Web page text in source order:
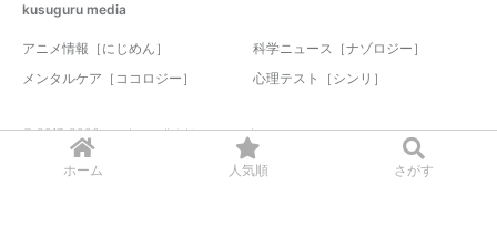
ホーム 人気順 さがす
kusuguru media
アニメ情報［にじめん］
科学ニュース［ナゾロジー］
メンタルケア［ココロジー］
心理テスト［シンリ］
© 2017-2026 nazology. all rights reserved.